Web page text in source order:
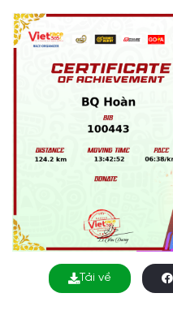
Tải về